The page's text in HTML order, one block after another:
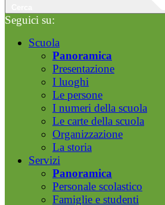
Seguici su:
Scuola
Panoramica
Presentazione
I luoghi
Le persone
I numeri della scuola
Le carte della scuola
Organizzazione
La storia
Servizi
Panoramica
Personale scolastico
Famiglie e studenti